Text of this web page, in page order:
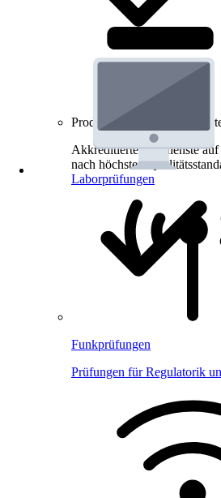
Produkt-Prüfungen für
Akkreditierte Prüfdienste
nach höchsten
Laborprüfungen
Funkprüfungen
Prüfungen für Regulatorik